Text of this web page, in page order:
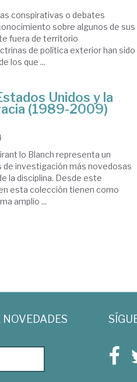
conspirativas o debates
sobre algunos de sus
fuera de territorio
de política exterior han sido
los que ...
Unidos y la
(1989-2009)
lo Blanch representa un
investigación más novedosas
la disciplina. Desde este
esta colección tienen como
amplio ...